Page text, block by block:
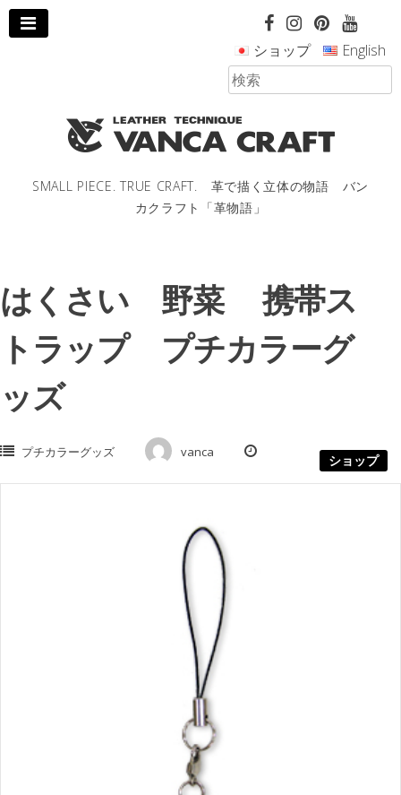
コ
ン
SMALL PIECE. TRUE CRAFT. 革で描く立体の物語 バン
カクラフト「革物語」
ショップ English
はくさい 野菜 携帯ス
トラップ プチカラーグ
ッズ
ショップ
プチカラーグッズ vanca